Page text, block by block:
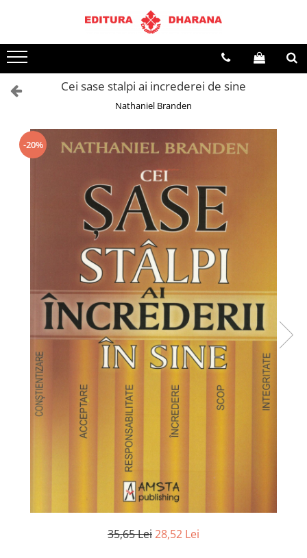
Terapii
Dietoterapie
Cei sase stalpi ai increderei de sine
Nathaniel Branden
-20%
35,65 Lei28,52 Lei